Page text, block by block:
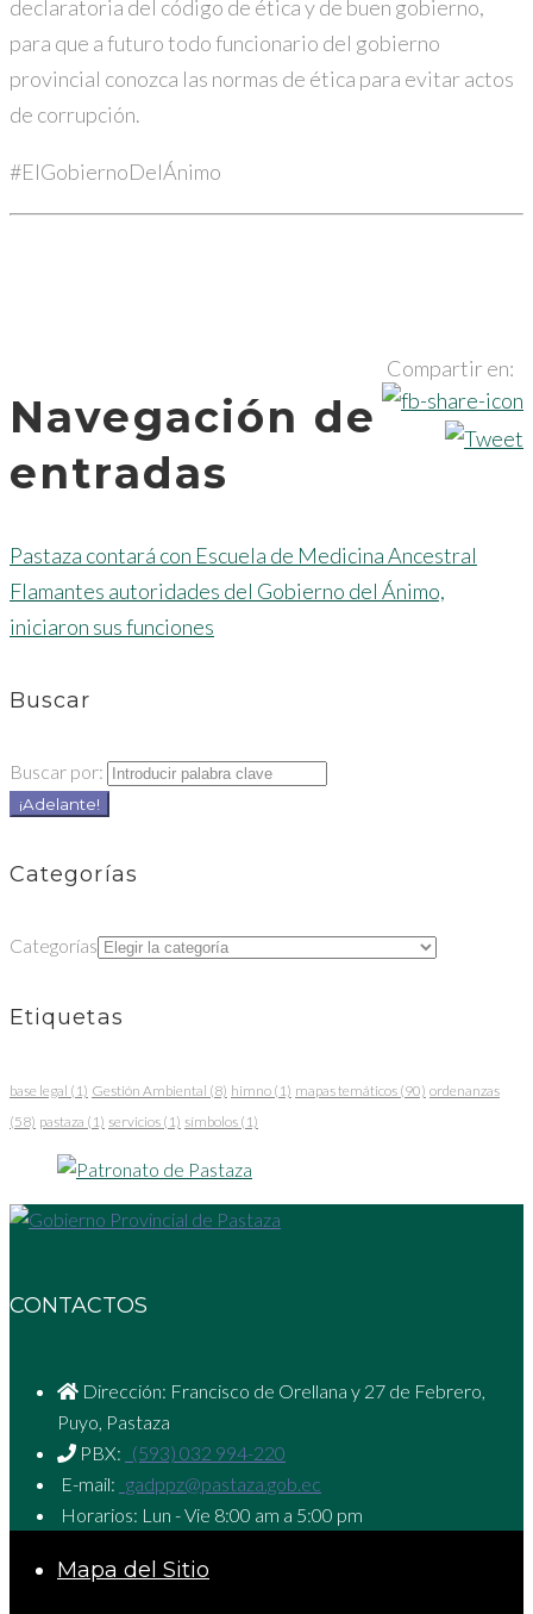
declaratoria del código de ética y de buen gobierno,
para que a futuro todo funcionario del gobierno
provincial conozca las normas de ética para evitar actos
de corrupción.
#ElGobiernoDelÁnimo
Compartir en:
Navegación de
entradas
Pastaza contará con Escuela de Medicina Ancestral
Flamantes autoridades del Gobierno del Ánimo,
iniciaron sus funciones
Buscar
Buscar por:
¡Adelante!
Categorías
Categorías
Etiquetas
base legal (1) Gestión Ambiental (8) himno (1) mapas temáticos (90) ordenanzas
(58) pastaza (1) servicios (1) símbolos (1)
CONTACTOS
Dirección: Francisco de Orellana y 27 de Febrero,
Puyo, Pastaza
PBX: (593) 032 994-220
E-mail: gadppz@pastaza.gob.ec
Horarios: Lun - Vie 8:00 am a 5:00 pm
Mapa del Sitio